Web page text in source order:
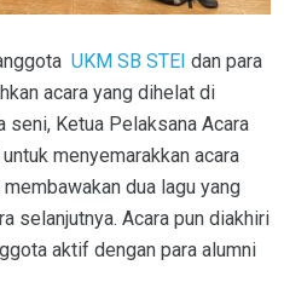
UKM SB STEI dan para
acara yang dihelat di
seni, Ketua Pelaksana Acara
menyemarakkan acara
dua lagu yang
selanjutnya. Acara pun diakhiri
aktif dengan para alumni